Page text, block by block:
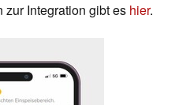
zur Integration gibt es hier.